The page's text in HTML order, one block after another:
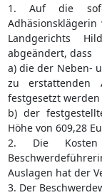
1. Auf die
Landgerichts
abgeändert, dass
a) die der Neben-
zu erstattenden
festgesetzt
b) der
Höhe von 609,28
2. Die
Auslagen hat der
3. Der